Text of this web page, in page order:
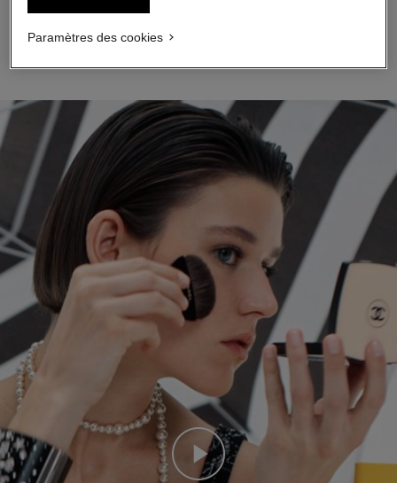
Play this video
Paramètres des cookies